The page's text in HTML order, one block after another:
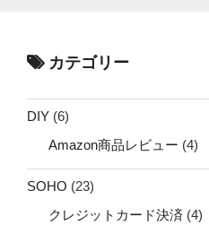
カテゴリー
DIY (6)
Amazon商品レビュー (4)
SOHO (23)
クレジットカード決済 (4)